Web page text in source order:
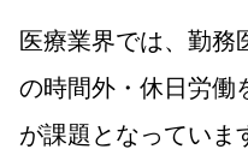
医療業界では、勤務
の時間外・休日労働
が課題となっていま